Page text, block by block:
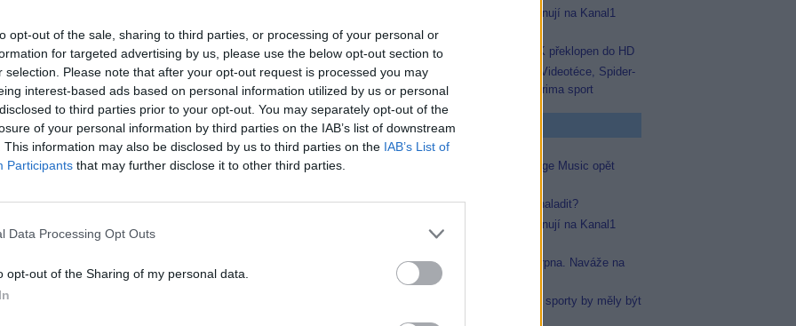
opt-out of the sale, sharing to third parties, or processing of your personal or
for targeted advertising by us, please use the below opt-out section to
selection. Please note that after your opt-out request is processed you may
interest-based ads based on personal information utilized by us or personal
to third parties prior to your opt-out. You may separately opt-out of the
of your personal information by third parties on the IAB’s list of downstream
This information may also be disclosed by us to third parties on the IAB’s List of
Participants that may further disclose it to other third parties.
Data Processing Opt Outs
opt-out of the Sharing of my personal data.
referenčních programů.
Galaxie Sport
cenu.
TV vrací licenci.
IRCI-5400, tentokrát pro všechny modely Humax OAK
Arena Sport 1 a 2 se přejmenují na Kanal1
Sport a Kanal1 Xtra
Skylink: FILMBOX+ One SK překlopen do HD
MAGENTA TV: Novinka ve Videotéce, Spider-
Man maraton i nový kanál Prima sport
Top známky
Ochutnávka skončila. Vantage Music opět
Prima sport startuje. Kde ji naladit?
Arena Sport 1 a 2 se přejmenují na Kanal1
Sport a Kanal1 Xtra
Prima sport odstartuje 17. srpna. Naváže na
stanici Sporty TV
Nejvíce čtenářů si myslí, že sporty by měly být